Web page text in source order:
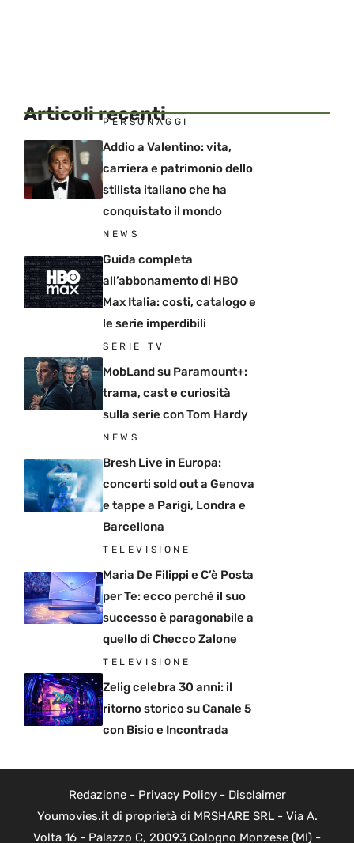
Articoli recenti
PERSONAGGI
Addio a Valentino: vita,
carriera e patrimonio dello
stilista italiano che ha
conquistato il mondo
NEWS
Guida completa
all’abbonamento di HBO
Max Italia: costi, catalogo e
le serie imperdibili
SERIE TV
MobLand su Paramount+:
trama, cast e curiosità
sulla serie con Tom Hardy
NEWS
Bresh Live in Europa:
concerti sold out a Genova
e tappe a Parigi, Londra e
Barcellona
TELEVISIONE
Maria De Filippi e C’è Posta
per Te: ecco perché il suo
successo è paragonabile a
quello di Checco Zalone
TELEVISIONE
Zelig celebra 30 anni: il
ritorno storico su Canale 5
con Bisio e Incontrada
Redazione- Privacy Policy- Disclaimer
Youmovies.it di proprietà di MRSHARE SRL - Via A.
Volta 16 - Palazzo C, 20093 Cologno Monzese (MI) -